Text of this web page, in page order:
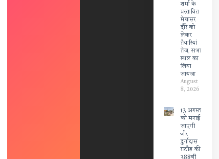
शर्मा के
प्रस्तावित
मेघासर
दौरे को
लेकर
तैयारियां
तेज, सभा
स्थल का
लिया
जायजा
August
8, 2026
13 अगस्त
को मनाई
जाएगी
वीर
दुर्गादास
राठौड़ की
388वीं